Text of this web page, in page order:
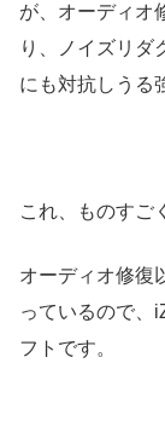
が、オーディオ
り、ノイズリダ
にも対抗しうる
これ、ものすご
オーディオ修復
っているので、
フトです。